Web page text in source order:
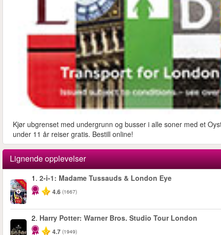
Kjør ubgrenset med undergrunn og busser i alle soner med et
under 11 år reiser gratis. Bestill online!
Lignende opplevelser
-40%
1. 2-i-1: Madame Tussauds & London Eye
4.6 (1667)
2. Harry Potter: Warner Bros. Studio Tour London
4.7 (1949)